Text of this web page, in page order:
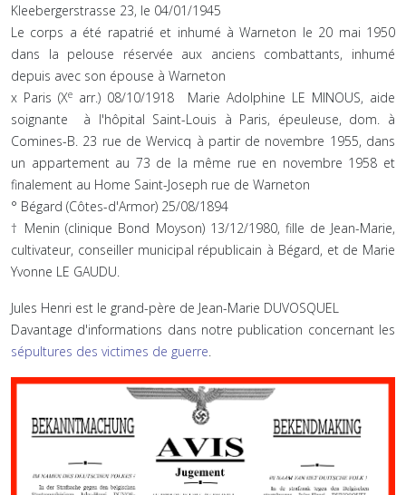
Kleebergerstrasse 23, le 04/01/1945
Le corps a été rapatrié et inhumé à Warneton le 20 mai 1950
dans la pelouse réservée aux anciens combattants, inhumé
depuis avec son épouse à Warneton
x Paris (Xe arr.) 08/10/1918 Marie Adolphine LE MINOUS, aide
soignante à l'hôpital Saint-Louis à Paris, épeuleuse, dom. à
Comines-B. 23 rue de Wervicq à partir de novembre 1955, dans
un appartement au 73 de la même rue en novembre 1958 et
finalement au Home Saint-Joseph rue de Warneton
° Bégard (Côtes-d'Armor) 25/08/1894
† Menin (clinique Bond Moyson) 13/12/1980, fille de Jean-Marie,
cultivateur, conseiller municipal républicain à Bégard, et de Marie
Yvonne LE GAUDU.
Jules Henri est le grand-père de Jean-Marie DUVOSQUEL
Davantage d'informations dans notre publication concernant les
sépultures des victimes de guerre.